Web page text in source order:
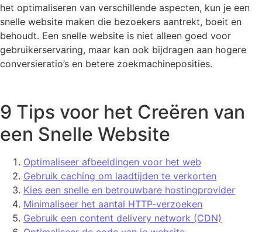
het optimaliseren van verschillende aspecten, kun je een
snelle website maken die bezoekers aantrekt, boeit en
behoudt. Een snelle website is niet alleen goed voor
gebruikerservaring, maar kan ook bijdragen aan hogere
conversieratio’s en betere zoekmachineposities.
9 Tips voor het Creëren van
een Snelle Website
Optimaliseer afbeeldingen voor het web
Gebruik caching om laadtijden te verkorten
Kies een snelle en betrouwbare hostingprovider
Minimaliseer het aantal HTTP-verzoeken
Gebruik een content delivery network (CDN)